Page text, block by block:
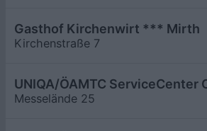
Gasthof Kirchenwirt *** Mirth
Kirchenstraße 7
UNIQA/ÖAMTC ServiceCenter
Messelände 25